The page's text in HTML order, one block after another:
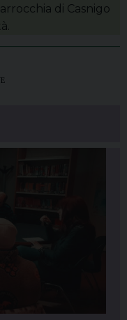
di Casnigo